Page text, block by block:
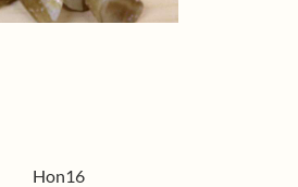
Hon16